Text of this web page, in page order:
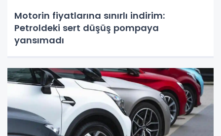
Motorin fiyatlarına sınırlı indirim:
Petroldeki sert düşüş pompaya
yansımadı